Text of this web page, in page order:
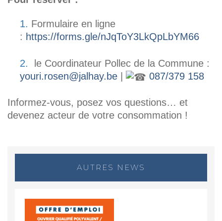
Formulaire en ligne
: https://forms.gle/nJqToY3LkQpLbYM66
le Coordinateur Pollec de la Commune :
youri.rosen@jalhay.be
087/379 158
Informez-vous, posez vos questions… et
devenez acteur de votre consommation !
AUTRES NEWS